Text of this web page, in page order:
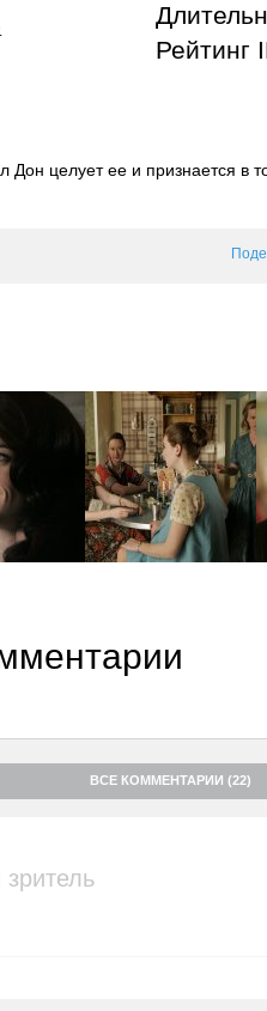
Рейтинг
Дон целует ее и признается в
ее дня рождения. Соседка Бэтти
ВСЕ КОММЕНТАРИИ (22)